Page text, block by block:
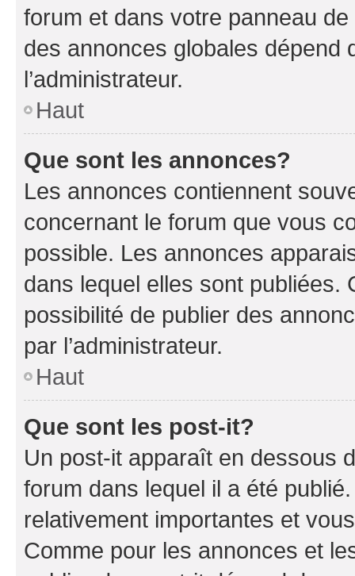
forum et dans votre panneau
des annonces globales dépend
l’administrateur.
Haut
Que sont les annonces?
Les annonces contiennent
concernant le forum que vous
possible. Les annonces
dans lequel elles sont publiées.
possibilité de publier des
par l’administrateur.
Haut
Que sont les post-it?
Un post-it apparaît en dessous
forum dans lequel il a été
relativement importantes et
Comme pour les annonces et